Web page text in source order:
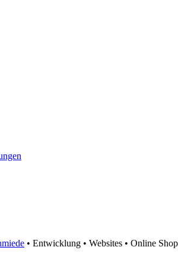
• Entwicklung • Websites • Online